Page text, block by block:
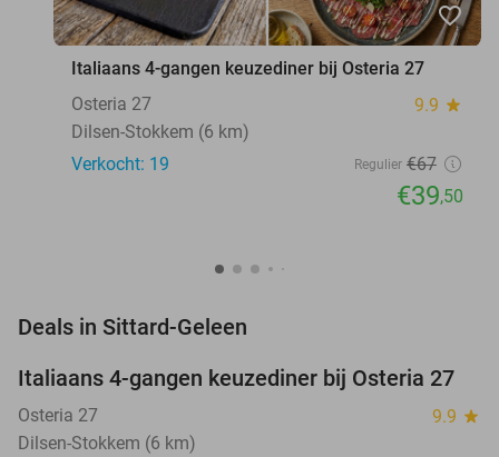
favorite_border
Italiaans 4-gangen keuzediner bij Osteria 27
Osteria 27
9.9 star
Dilsen-Stokkem (6 km)
Verkocht: 19
Regulier €67
€39,50
Deals in Sittard-Geleen
41%
TODAY
Italiaans 4-gangen keuzediner bij Osteria 27
Osteria 27 9.9 star
Dilsen-Stokkem (6 km)